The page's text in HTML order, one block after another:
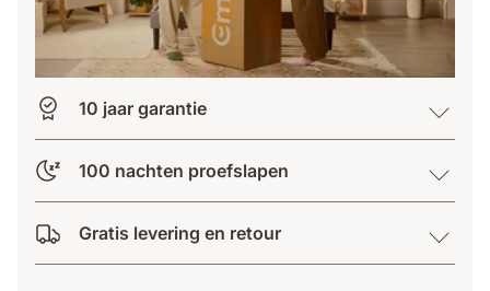
10 jaar garantie
100 nachten proefslapen
Gratis levering en retour